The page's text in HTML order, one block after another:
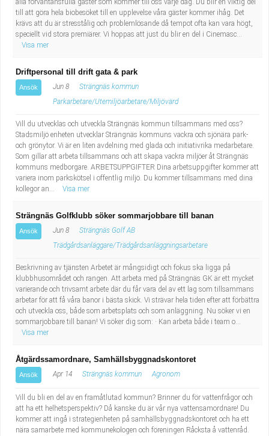
alla förväntansfulla gäster som kommer till oss varje dag. Du blir en viktig del
till att göra hela biobesöket till en upplevelse våra gäster kommer ihåg. Det
krävs att du är stresstålig och problemlösande då tempot ofta kan vara högt,
speciellt vid stora premiärer. Vi hoppas att just du blir en del i Cinemasc...
Visa mer
Driftpersonal till drift gata & park
Ansök Jun 8
Strängnäs kommun
Parkarbetare/Utemiljöarbetare/Miljövärd
Vill du utvecklas och utveckla Strängnäs kommun tillsammans med oss?
Stadsmiljö enheten utvecklar Strängnäs kommuns vackra och sjönära park-
och grönytor. Vi är en liten avdelning med glada och initiativrika medarbetare.
Som gillar att arbeta tillsammans och att skapa vackra miljöer åt Strängnäs
kommuns medborgare. ARBETSUPPGIFTER Dina arbetsuppgifter kommer att
variera inom parkskötsel i offentlig miljö. Du kommer tillsammans med dina
kollegor an...
Visa mer
Strängnäs Golfklubb söker sommarjobbare till banan
Ansök Jun 8
Strängnäs Golf AB
Trädgårdsanläggare/Trädgårdsanläggningsarbetare
Beskrivning av tjänsten Arbetet är mångsidigt och fokus ska ligga på
klubbhusområdet och rangen. Att arbeta med på Strängnäs GK är ett mycket
varierande och trivsamt arbete där du får vara del av ett lag som tillsammans
arbetar för att få våra banor i bästa skick. Vi strävar hela tiden efter att förbättra
och utveckla oss, både som arbetsplats och som anläggning. Nu söker vi en
sommarjobbare till banan! Vi söker dig som: · Kan arbeta både i team o...
Visa mer
Åtgärdssamordnare, Samhällsbyggnadskontoret
Ansök Apr 14 Strängnäs kommun Agronom
Vill du bli en del av en framåtlutad kommun? Brinner du för vattenfrågor och
att ha ett helhetsperspektiv? Då kanske du är vår nya vattensamordnare! Du
kommer att ingå i strategienheten på samhällsbyggnadskontoret och ha ett
nära samarbete med kommunekologen och föreningen Råcksta å vattenråd.